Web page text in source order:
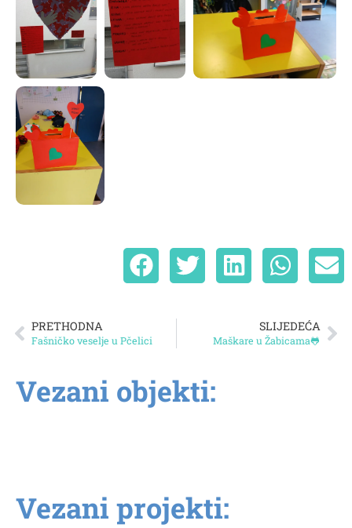
PRETHODNA
Fašničko veselje u Pčelici
SLIJEDEĆA
Maškare u Žabicama🐸
Vezani objekti:
Vezani projekti: